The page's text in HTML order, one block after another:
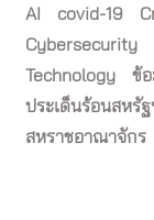
AI covid-19
Cybersecurity
Technology
ข้อ
ประเด็นร้อนสหรัฐ
สหราชอาณาจักร